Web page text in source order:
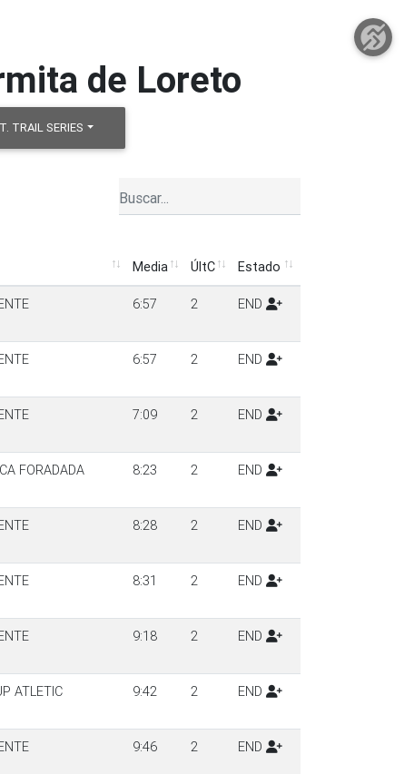
de Loreto
TRAIL SERIES
Media ÚltC
Estado
Media ÚltC Estado
6:57 2 END
6:57 2 END
7:09 2 END
FORADADA 8:23 2 END
8:28 2 END
8:31 2 END
9:18 2 END
ATLETIC 9:42 2 END
9:46 2 END